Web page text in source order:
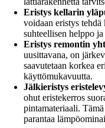
Eristys kellarin
voidaan eristys
suhteellisen helppo
Eristys remontin
uusittavana, on
saavutetaan korkea
käyttömukavuutta.
Jälkieristys
ohut eristekerros
pintamateriaali.
parantaa